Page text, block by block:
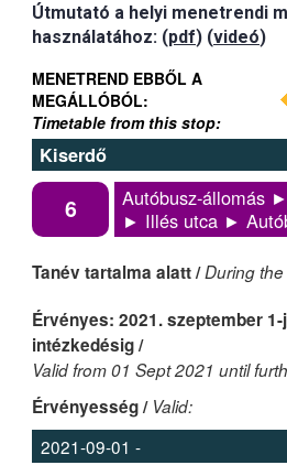
Útmutató a helyi menetrendi
használatához: (pdf) (videó)
MENETREND EBBŐL A
MEGÁLLÓBÓL:
Timetable from this stop:
Kiserdő
6
Autóbusz-állomás
► Illés utca ►
Tanév tartalma alatt /During
Érvényes: 2021. szeptember
intézkedésig /
Valid from 01 Sept 2021 until
Érvényesség / Valid: